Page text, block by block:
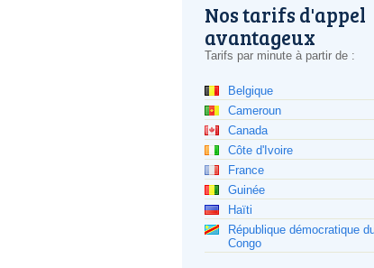
Nos tarifs d'appel
avantageux
Tarifs par minute à partir de :
Belgique
Cameroun
Canada
Côte d'Ivoire
France
Guinée
Haïti
République démocratique
Congo